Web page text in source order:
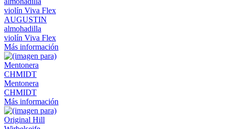
AUGUSTIN
almohadilla
violín Viva Flex
Más información
Mentonera
CHMIDT
Más información